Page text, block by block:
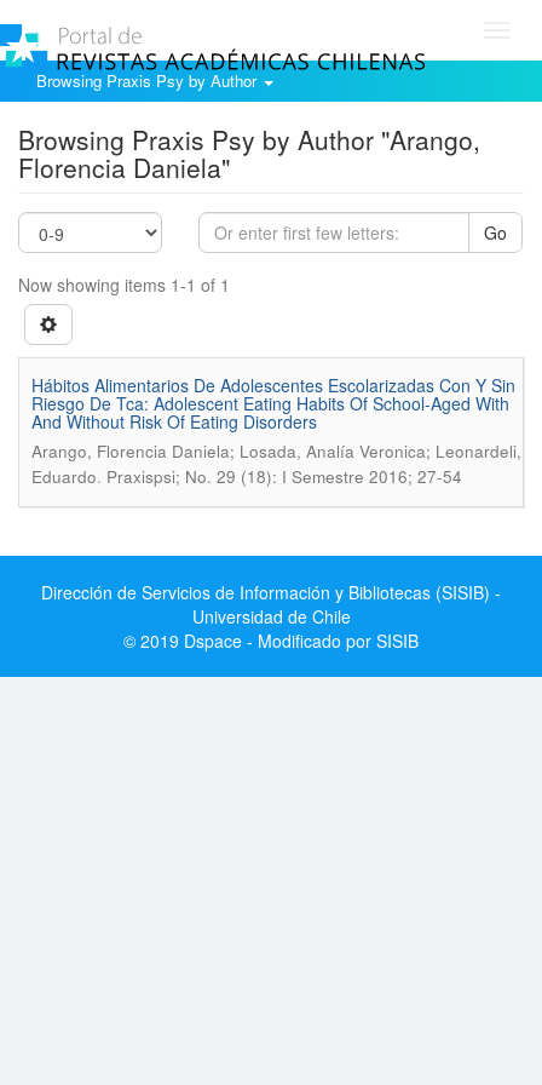
Browsing Praxis Psy by Author
Browsing Praxis Psy by Author "Arango,
Florencia Daniela"
Go
Now showing items 1-1 of 1
Hábitos Alimentarios De Adolescentes Escolarizadas Con Y Sin
Riesgo De Tca: Adolescent Eating Habits Of School-Aged With
And Without Risk Of Eating Disorders
Arango, Florencia Daniela; Losada, Analía Veronica; Leonardeli,
Eduardo. Praxispsi; No. 29 (18): I Semestre 2016; 27-54
Dirección de Servicios de Información y Bibliotecas (SISIB) -
Universidad de Chile
© 2019 Dspace - Modificado por SISIB